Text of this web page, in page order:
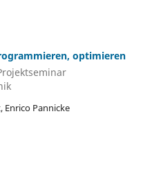
optimieren
Enrico Pannicke